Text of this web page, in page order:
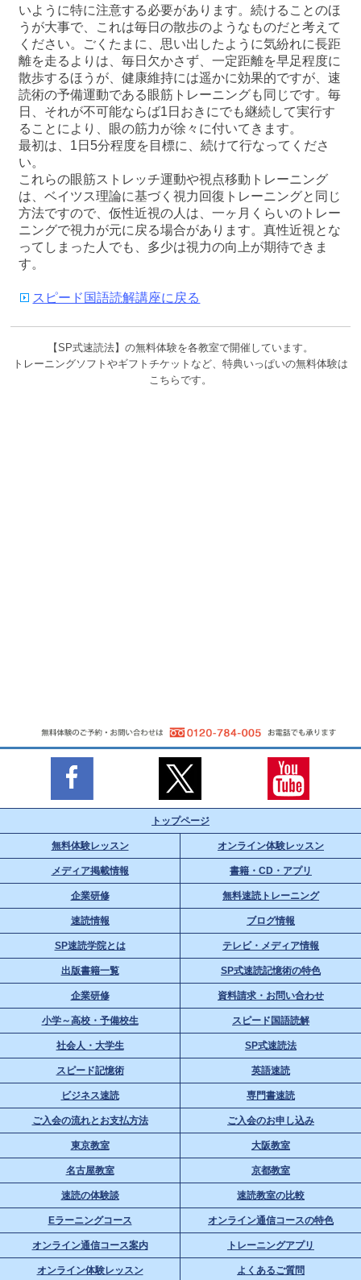
いように特に注意する必要があります。続けることのほ
うが大事で、これは毎日の散歩のようなものだと考えて
ください。ごくたまに、思い出したように気紛れに長距
離を走るよりは、毎日欠かさず、一定距離を早足程度に
散歩するほうが、健康維持には遥かに効果的ですが、速
読術の予備運動である眼筋トレーニングも同じです。毎
日、それが不可能ならば1日おきにでも継続して実行す
ることにより、眼の筋力が徐々に付いてきます。
最初は、1日5分程度を目標に、続けて行なってくださ
い。
これらの眼筋ストレッチ運動や視点移動トレーニング
は、ベイツス理論に基づく視力回復トレーニングと同じ
方法ですので、仮性近視の人は、一ヶ月くらいのトレー
ニングで視力が元に戻る場合があります。真性近視とな
ってしまった人でも、多少は視力の向上が期待できま
す。
スピード国語読解講座に戻る
【SP式速読法】の無料体験を各教室で開催しています。
トレーニングソフトやギフトチケットなど、特典いっぱいの無料体験は
こちらです。
トップページ
無料体験レッスン オンライン体験レッスン
メディア掲載情報 書籍・CD・アプリ
企業研修 無料速読トレーニング
速読情報 ブログ情報
SP速読学院とは テレビ・メディア情報
出版書籍一覧 SP式速読記憶術の特色
企業研修 資料請求・お問い合わせ
小学～高校・予備校生 スピード国語読解
社会人・大学生 SP式速読法
スピード記憶術 英語速読
ビジネス速読 専門書速読
ご入会の流れとお支払方法 ご入会のお申し込み
東京教室 大阪教室
名古屋教室 京都教室
速読の体験談 速読教室の比較
Eラーニングコース オンライン通信コースの特色
オンライン通信コース案内 トレーニングアプリ
オンライン体験レッスン よくあるご質問